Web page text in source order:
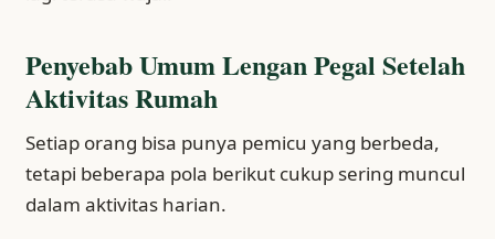
Penyebab Umum Lengan Pegal Setelah
Aktivitas Rumah
Setiap orang bisa punya pemicu yang berbeda,
tetapi beberapa pola berikut cukup sering muncul
dalam aktivitas harian.